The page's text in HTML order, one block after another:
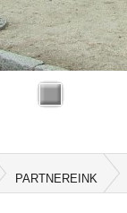
PARTNEREINK